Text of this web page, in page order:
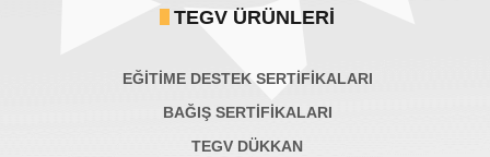
TEGV ÜRÜNLERI
EĞİTİME DESTEK SERTİFİKALARI
BAĞIŞ SERTIFIKALARI
TEGV DÜKKAN